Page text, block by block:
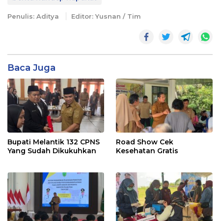
Penulis: Aditya Editor: Yusnan / Tim
Baca Juga
Bupati Melantik 132 CPNS
Yang Sudah Dikukuhkan
Road Show Cek
Kesehatan Gratis